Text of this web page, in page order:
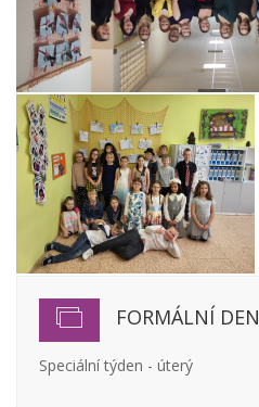
FORMÁLNÍ DEN
Speciální týden - úterý